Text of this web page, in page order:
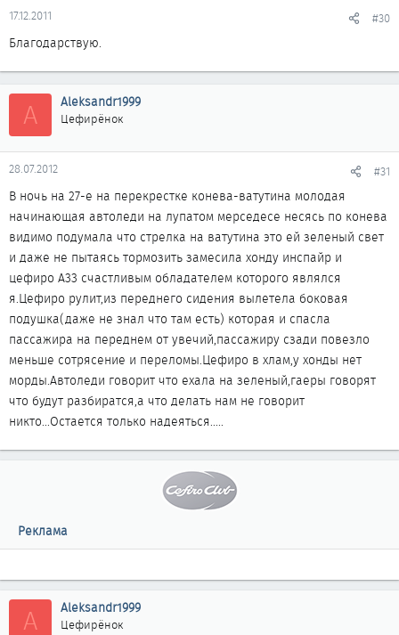
17.12.2011 #30
Благодарствую.
A Aleksandr1999
Цефирёнок
28.07.2012 #31
В ночь на 27-е на перекрестке конева-ватутина молодая
начинающая автоледи на лупатом мерседесе несясь по конева
видимо подумала что стрелка на ватутина это ей зеленый свет
и даже не пытаясь тормозить замесила хонду инспайр и
цефиро А33 счастливым обладателем которого являлся
я.Цефиро рулит,из переднего сидения вылетела боковая
подушка(даже не знал что там есть) которая и спасла
пассажира на переднем от увечий,пассажиру сзади повезло
меньше сотрясение и переломы.Цефиро в хлам,у хонды нет
морды.Автоледи говорит что ехала на зеленый,гаеры говорят
что будут разбиратся,а что делать нам не говорит
никто...Остается только надеяться.....
Реклама
A Aleksandr1999
Цефирёнок